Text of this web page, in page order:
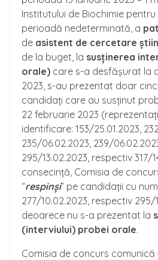
Institutului de Biochimie
perioadă nedeterminată, a
de asistent de cercetare
de la buget, la susținerea
orale) care s-a desfășurat la
2023, s-au prezentat doar
candidați care au susținut
22 februarie 2023
identificare: 153/25.01.2023,
235/06.02.2023, 239/
295/13.02.2023, respectiv 317/
consecință, Comisia de
“respinși” pe candidații cu
277/10.02.2023, respectiv 295/
deoarece nu s-a prezentat la
(interviului) probei orale.
Comisia de concurs